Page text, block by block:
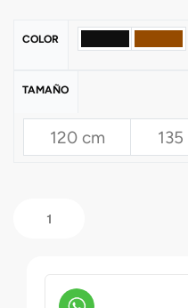
COLOR
TAMAÑO
120 cm